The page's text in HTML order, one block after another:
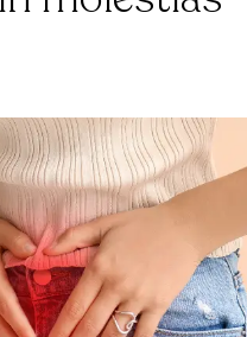
Privada Imhotep
frecuentes